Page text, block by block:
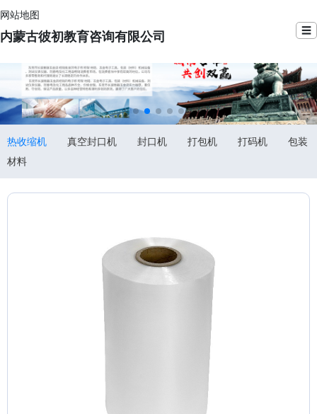
网站地图
内蒙古彼初教育咨询有限公司 ☰
热收缩机 真空封口机 封口机 打包机 打码机
包装
材料